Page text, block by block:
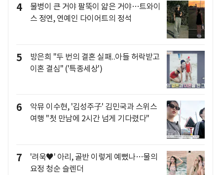
4
물병이 큰 거야 팔뚝이 얇은 거야…트와이
스 정연, 연예인 다이어트의 정석
5
방은희 "두 번의 결혼 실패..아들 허락받고
이혼 결심" ('특종세상')
6
악뮤 이수현, '김성주子' 김민국과 스위스
여행 "첫 만남에 2시간 넘게 기다렸다"
7
'려욱♥' 아리, 골반 이렇게 예뻤나…물의
요정 청순 슬렌더